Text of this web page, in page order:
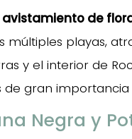
avistamiento de
múltiples playas,
y el interior de
de gran
Negra y